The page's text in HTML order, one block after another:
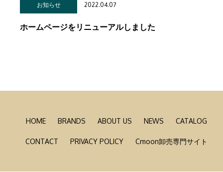
お知らせ 2022.04.07
ホームページをリニューアルしました
HOME BRANDS ABOUT US NEWS CATALOG
CONTACT PRIVACY POLICY Cmoon卸売専門サイト